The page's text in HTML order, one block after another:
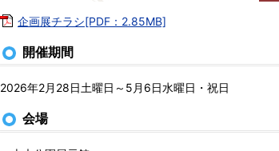
企画展チラシ[PDF：2.85MB]
開催期間
2026年2月28日土曜日～5月6日水曜日・祝日
会場